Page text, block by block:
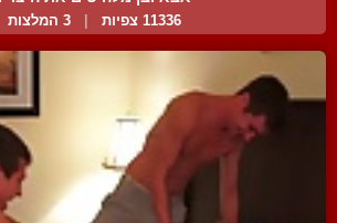
11336 צפיות 3 המלצות